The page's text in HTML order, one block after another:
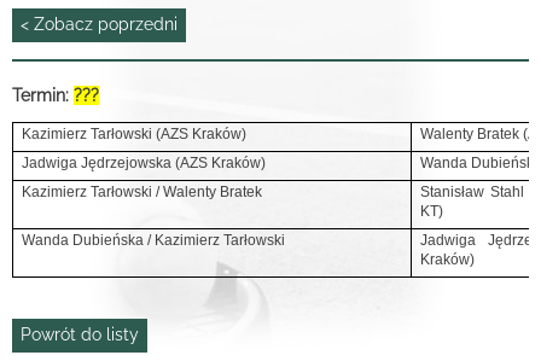
< Zobacz poprzedni
Termin: ???
Kazimierz Tarłowski (AZS Kraków)
Walenty Bratek
Jadwiga Jędrzejowska (AZS Kraków)
Wanda
Kazimierz Tarłowski / Walenty Bratek
Stanisław Stahl
KT)
Wanda Dubieńska / Kazimierz Tarłowski
Jadwiga
Kraków)
Powrót do listy